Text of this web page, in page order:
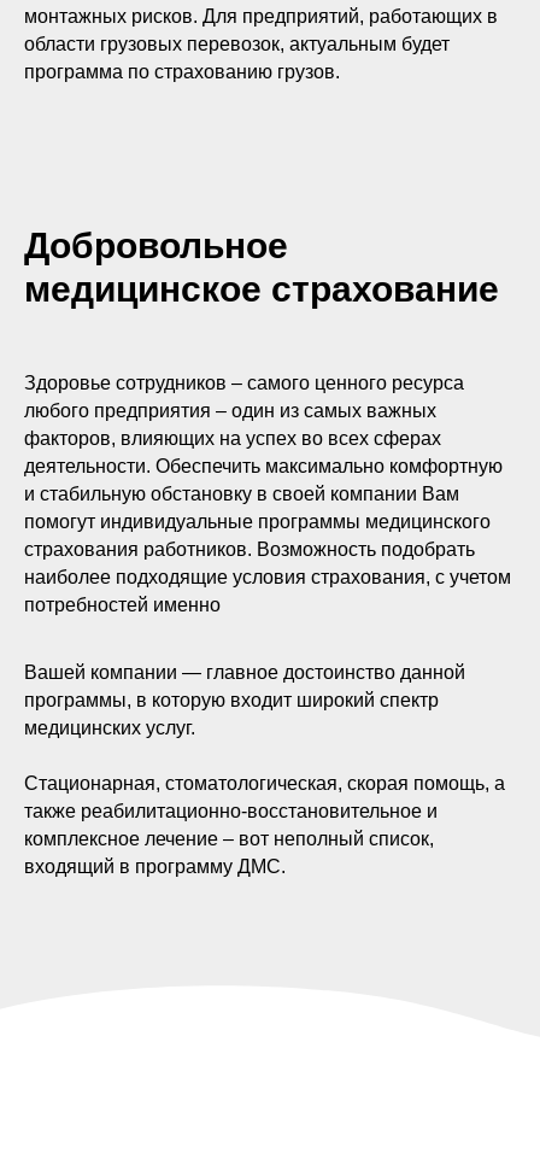
монтажных рисков. Для предприятий, работающих в
области грузовых перевозок, актуальным будет
программа по страхованию грузов.
Добровольное
медицинское страхование
Здоровье сотрудников – самого ценного ресурса
любого предприятия – один из самых важных
факторов, влияющих на успех во всех сферах
деятельности. Обеспечить максимально комфортную
и стабильную обстановку в своей компании Вам
помогут индивидуальные программы медицинского
страхования работников. Возможность подобрать
наиболее подходящие условия страхования, с учетом
потребностей именно
Вашей компании — главное достоинство данной
программы, в которую входит широкий спектр
медицинских услуг.
Стационарная, стоматологическая, скорая помощь, а
также реабилитационно-восстановительное и
комплексное лечение – вот неполный список,
входящий в программу ДМС.